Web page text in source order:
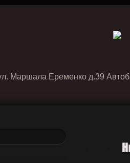
Маршала Еременко д.39